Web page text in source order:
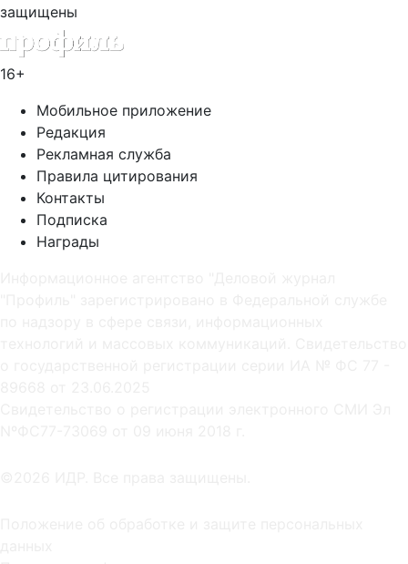
защищены
16+
Мобильное приложение
Редакция
Рекламная служба
Правила цитирования
Контакты
Подписка
Награды